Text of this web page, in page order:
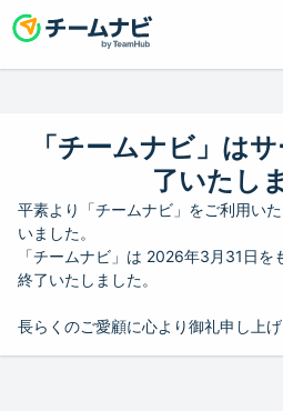
「チームナビ」は
了いたし
平素より「チームナビ」をご利用い
いました。
「チームナビ」は 2026年3月31日を
終了いたしました。
長らくのご愛顧に心より御礼申し上げ